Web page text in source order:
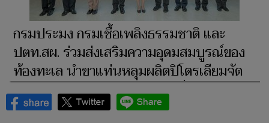
กรมประมง กรมเชื้อเพลิงธรรมชาติ และ
ปตท.สผ. ร่วมส่งเสริมความอุดมสมบูรณ์ของ
ท้องทะเล นำขาแท่นหลุมผลิตปิโตรเลียมจัด
สร้างเป็นแหล่งอาศัยสัตว์ทะเลเพื่อการประมง